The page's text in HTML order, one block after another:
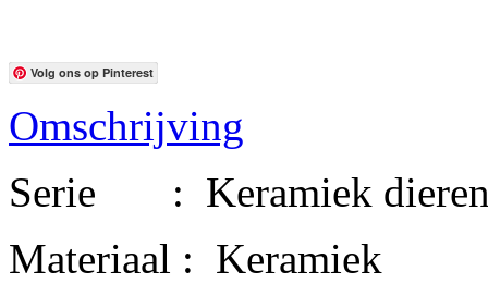
Volg ons op Pinterest
Omschrijving
Serie : Keramiek
Materiaal : Keramiek